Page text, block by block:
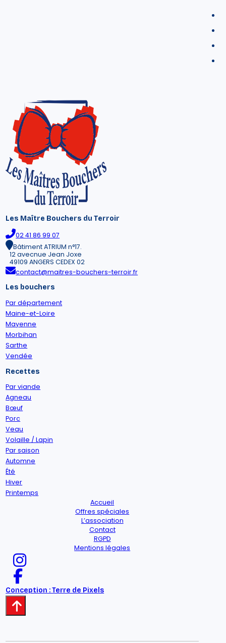
Les Maître Bouchers du Terroir
02 41 86 99 07
Bâtiment ATRIUM n°17.
12 avecnue Jean Joxe
49109 ANGERS CEDEX 02
contact@maitres-bouchers-terroir.fr
Les bouchers
Par département
Maine-et-Loire
Mayenne
Morbihan
Sarthe
Vendée
Recettes
Par viande
Agneau
Bœuf
Porc
Veau
Volaille / Lapin
Par saison
Automne
Été
Hiver
Printemps
Accueil
Offres spéciales
L’association
Contact
RGPD
Mentions légales
Conception : Terre de Pixels